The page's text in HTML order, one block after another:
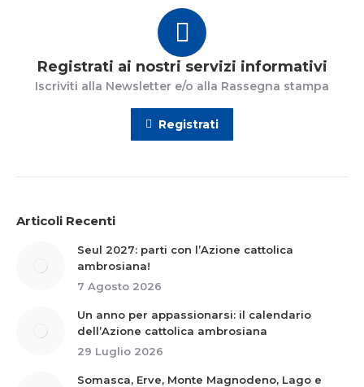
Registrati ai nostri servizi informativi
Iscriviti alla Newsletter e/o alla Rassegna stampa
Registrati
Articoli Recenti
Seul 2027: parti con l’Azione cattolica
ambrosiana!
7 Agosto 2026
Un anno per appassionarsi: il calendario
dell’Azione cattolica ambrosiana
29 Luglio 2026
Somasca, Erve, Monte Magnodeno, Lago e